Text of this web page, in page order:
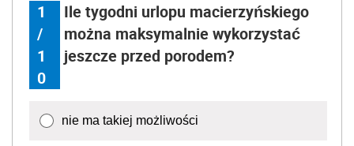
1
/
1
0
Ile tygodni urlopu macierzyńskiego
można maksymalnie wykorzystać
jeszcze przed porodem?
nie ma takiej możliwości